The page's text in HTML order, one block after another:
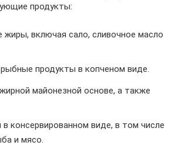
продукты:
включая сало, сливочное масло
продукты в копченом виде.
майонезной основе, а также
консервированном виде, в том числе
и мясо.